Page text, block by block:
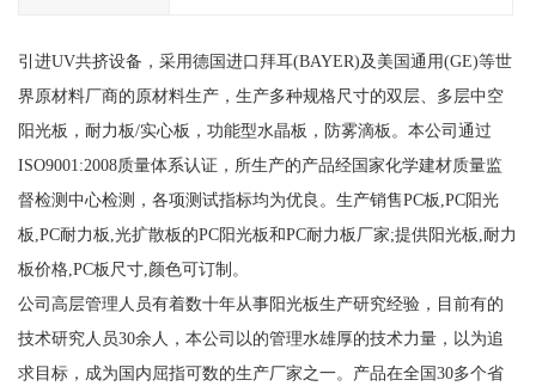
引进UV共挤设备，采用德国进口拜耳(BAYER)及美国通用(GE)等世
界原材料厂商的原材料生产，生产多种规格尺寸的双层、多层中空
阳光板，耐力板/实心板，功能型水晶板，防雾滴板。本公司通过
ISO9001:2008质量体系认证，所生产的产品经国家化学建材质量监
督检测中心检测，各项测试指标均为优良。生产销售PC板,PC阳光
板,PC耐力板,光扩散板的PC阳光板和PC耐力板厂家;提供阳光板,耐力
板价格,PC板尺寸,颜色可订制。
公司高层管理人员有着数十年从事阳光板生产研究经验，目前有的
技术研究人员30余人，本公司以的管理水雄厚的技术力量，以为追
求目标，成为国内屈指可数的生产厂家之一。产品在全国30多个省